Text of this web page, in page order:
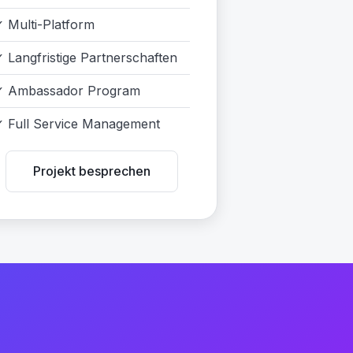
Multi-Platform
Langfristige Partnerschaften
Ambassador Program
Full Service Management
Projekt besprechen